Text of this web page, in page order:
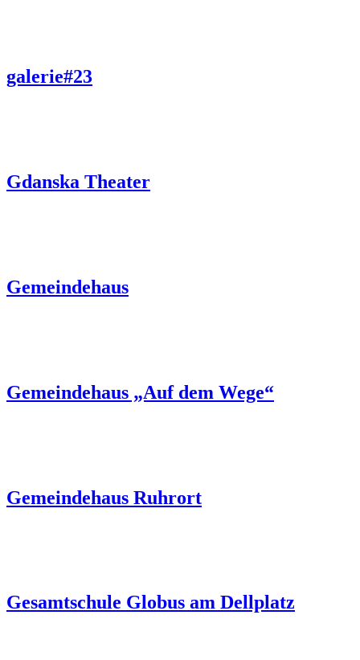
galerie#23
Gdanska Theater
Gemeindehaus
Gemeindehaus „Auf dem Wege“
Gemeindehaus Ruhrort
Gesamtschule Globus am Dellplatz